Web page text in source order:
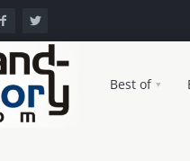
Best of